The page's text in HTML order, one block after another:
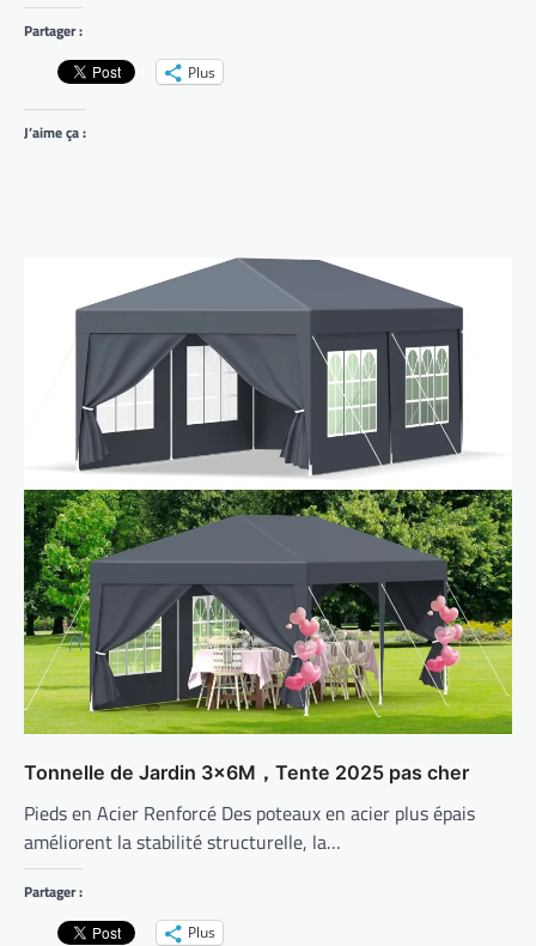
Partager :
Plus
J’aime ça :
Tonnelle de Jardin 3x6M，Tente 2025 pas cher
Pieds en Acier Renforcé Des poteaux en acier plus épais
améliorent la stabilité structurelle, la…
Partager :
Plus